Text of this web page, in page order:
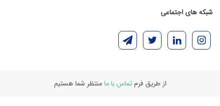
شبکه های اجتماعی
از طریق فرمتماس با ما منتظر شما هستیم